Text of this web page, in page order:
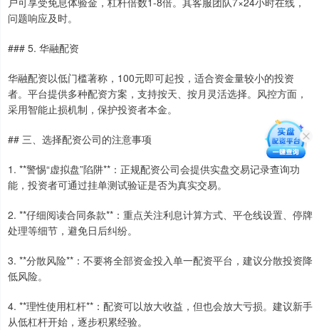
问题响应及时。
### 5. 华融配资
华融配资以低门槛著称，100元即可起投，适合资金量较小的投资
者。平台提供多种配资方案，支持按天、按月灵活选择。风控方面，
采用智能止损机制，保护投资者本金。
## 三、选择配资公司的注意事项
1. **警惕“虚拟盘”陷阱**：正规配资公司会提供实盘交易记录查询功
能，投资者可通过挂单测试验证是否为真实交易。
2. **仔细阅读合同条款**：重点关注利息计算方式、平仓线设置、停牌
处理等细节，避免日后纠纷。
3. **分散风险**：不要将全部资金投入单一配资平台，建议分散投资降
低风险。
4. **理性使用杠杆**：配资可以放大收益，但也会放大亏损。建议新手
从低杠杆开始，逐步积累经验。